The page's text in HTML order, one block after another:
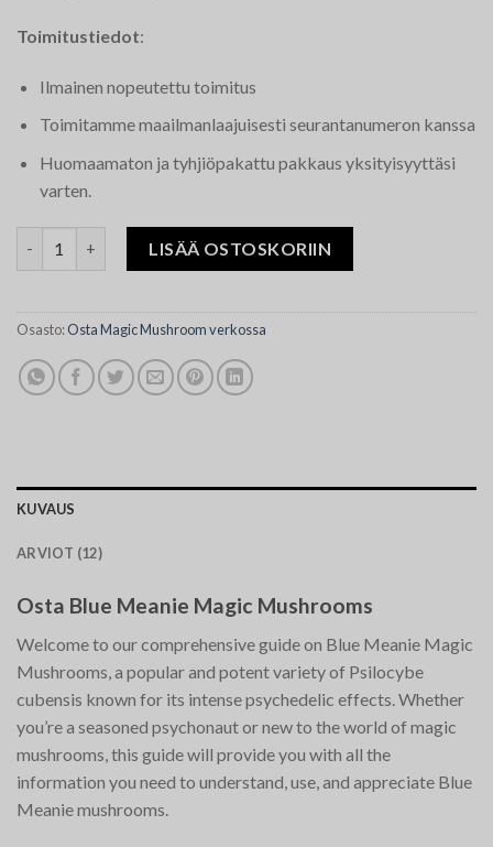
Toimitustiedot:
Ilmainen nopeutettu toimitus
Toimitamme maailmanlaajuisesti seurantanumeron kanssa
Huomaamaton ja tyhjiöpakattu pakkaus yksityisyyttäsi
varten.
Blue Meanie Magic Mushrooms määrä
LISÄÄ OSTOSKORIIN
Osasto:Osta Magic Mushroom verkossa
KUVAUS
ARVIOT (12)
Osta Blue Meanie Magic Mushrooms
Welcome to our comprehensive guide on Blue Meanie Magic
Mushrooms, a popular and potent variety of Psilocybe
cubensis known for its intense psychedelic effects. Whether
you’re a seasoned psychonaut or new to the world of magic
mushrooms, this guide will provide you with all the
information you need to understand, use, and appreciate Blue
Meanie mushrooms.